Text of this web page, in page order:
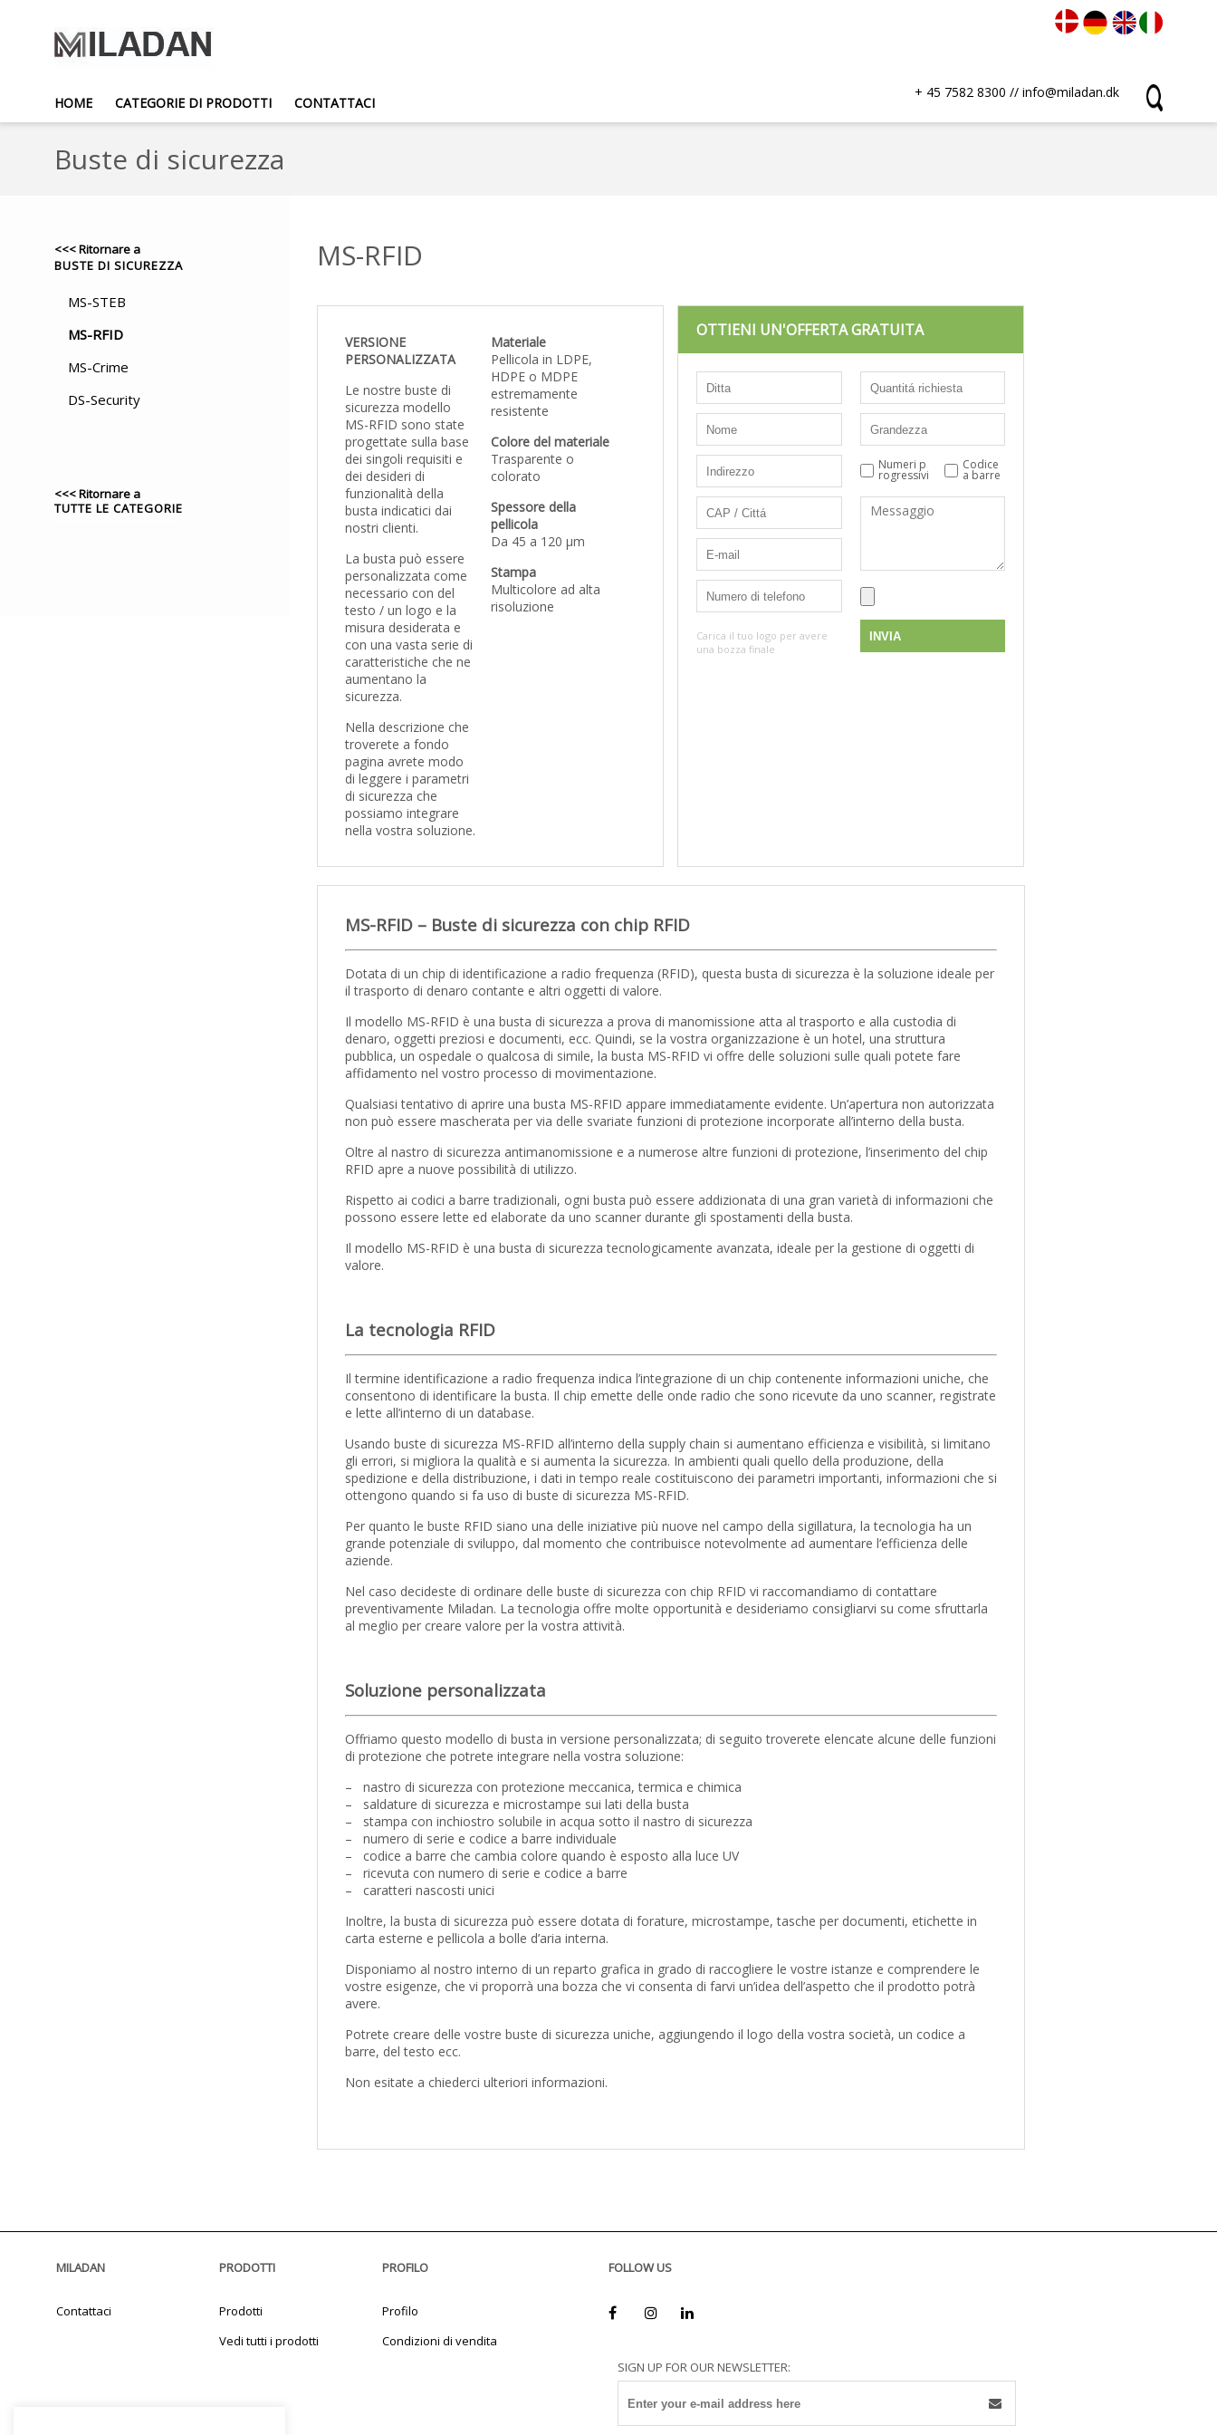
HOME CATEGORIE DI PRODOTTI CONTATTACI
+ 45 7582 8300 // info@miladan.dk
Buste di sicurezza
<<< Ritornare a
BUSTE DI SICUREZZA
MS-STEB
MS-RFID
MS-Crime
DS-Security
<<< Ritornare a
TUTTE LE CATEGORIE
MS-RFID
VERSIONE
PERSONALIZZATA
Le nostre buste di
sicurezza modello
MS-RFID sono state
progettate sulla base
dei singoli requisiti e
dei desideri di
funzionalità della
busta indicatici dai
nostri clienti.
La busta può essere
personalizzata come
necessario con del
testo / un logo e la
misura desiderata e
con una vasta serie di
caratteristiche che ne
aumentano la
sicurezza.
Nella descrizione che
troverete a fondo
pagina avrete modo
di leggere i parametri
di sicurezza che
possiamo integrare
nella vostra soluzione.
Materiale
Pellicola in LDPE,
HDPE o MDPE
estremamente
resistente
Colore del materiale
Trasparente o
colorato
Spessore della
pellicola
Da 45 a 120 µm
Stampa
Multicolore ad alta
risoluzione
OTTIENI UN'OFFERTA GRATUITA
Carica il tuo logo per avere
una bozza finale
Numeri p
rogressivi
Codice
a barre
MS-RFID – Buste di sicurezza con chip RFID
Dotata di un chip di identificazione a radio frequenza (RFID), questa busta di sicurezza è la soluzione ideale per
il trasporto di denaro contante e altri oggetti di valore.
Il modello MS-RFID è una busta di sicurezza a prova di manomissione atta al trasporto e alla custodia di
denaro, oggetti preziosi e documenti, ecc. Quindi, se la vostra organizzazione è un hotel, una struttura
pubblica, un ospedale o qualcosa di simile, la busta MS-RFID vi offre delle soluzioni sulle quali potete fare
affidamento nel vostro processo di movimentazione.
Qualsiasi tentativo di aprire una busta MS-RFID appare immediatamente evidente. Un’apertura non autorizzata
non può essere mascherata per via delle svariate funzioni di protezione incorporate all’interno della busta.
Oltre al nastro di sicurezza antimanomissione e a numerose altre funzioni di protezione, l’inserimento del chip
RFID apre a nuove possibilità di utilizzo.
Rispetto ai codici a barre tradizionali, ogni busta può essere addizionata di una gran varietà di informazioni che
possono essere lette ed elaborate da uno scanner durante gli spostamenti della busta.
Il modello MS-RFID è una busta di sicurezza tecnologicamente avanzata, ideale per la gestione di oggetti di
valore.
La tecnologia RFID
Il termine identificazione a radio frequenza indica l’integrazione di un chip contenente informazioni uniche, che
consentono di identificare la busta. Il chip emette delle onde radio che sono ricevute da uno scanner, registrate
e lette all’interno di un database.
Usando buste di sicurezza MS-RFID all’interno della supply chain si aumentano efficienza e visibilità, si limitano
gli errori, si migliora la qualità e si aumenta la sicurezza. In ambienti quali quello della produzione, della
spedizione e della distribuzione, i dati in tempo reale costituiscono dei parametri importanti, informazioni che si
ottengono quando si fa uso di buste di sicurezza MS-RFID.
Per quanto le buste RFID siano una delle iniziative più nuove nel campo della sigillatura, la tecnologia ha un
grande potenziale di sviluppo, dal momento che contribuisce notevolmente ad aumentare l’efficienza delle
aziende.
Nel caso decideste di ordinare delle buste di sicurezza con chip RFID vi raccomandiamo di contattare
preventivamente Miladan. La tecnologia offre molte opportunità e desideriamo consigliarvi su come sfruttarla
al meglio per creare valore per la vostra attività.
Soluzione personalizzata
Offriamo questo modello di busta in versione personalizzata; di seguito troverete elencate alcune delle funzioni
di protezione che potrete integrare nella vostra soluzione:
– nastro di sicurezza con protezione meccanica, termica e chimica
– saldature di sicurezza e microstampe sui lati della busta
– stampa con inchiostro solubile in acqua sotto il nastro di sicurezza
– numero di serie e codice a barre individuale
– codice a barre che cambia colore quando è esposto alla luce UV
– ricevuta con numero di serie e codice a barre
– caratteri nascosti unici
Inoltre, la busta di sicurezza può essere dotata di forature, microstampe, tasche per documenti, etichette in
carta esterne e pellicola a bolle d’aria interna.
Disponiamo al nostro interno di un reparto grafica in grado di raccogliere le vostre istanze e comprendere le
vostre esigenze, che vi proporrà una bozza che vi consenta di farvi un’idea dell’aspetto che il prodotto potrà
avere.
Potrete creare delle vostre buste di sicurezza uniche, aggiungendo il logo della vostra società, un codice a
barre, del testo ecc.
Non esitate a chiederci ulteriori informazioni.
MILADAN
Contattaci
PRODOTTI
Prodotti
Vedi tutti i prodotti
PROFILO
Profilo
Condizioni di vendita
FOLLOW US
SIGN UP FOR OUR NEWSLETTER: